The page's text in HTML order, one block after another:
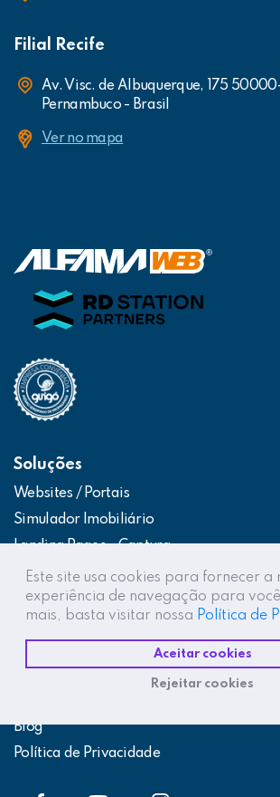
Este site usa cookies para fornecer a
experiência de navegação para
mais, basta visitar nossa Política de
Aceitar cookies
Rejeitar cookies
Filial Recife
Av. Visc. de Albuquerque, 175
Pernambuco - Brasil
Ver no mapa
Soluções
Websites / Portais
Simulador Imobiliário
Landing Pages – Captura
Web App – Portal do Cliente
Intranets / Extranets
Integração Construtor de Vendas
Destaques
Blog
Política de Privacidade